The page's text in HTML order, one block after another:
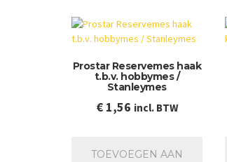
Prostar Reservemes haak
t.b.v. hobbymes /
Stanleymes
€1,56 incl. BTW
TOEVOEGEN AAN